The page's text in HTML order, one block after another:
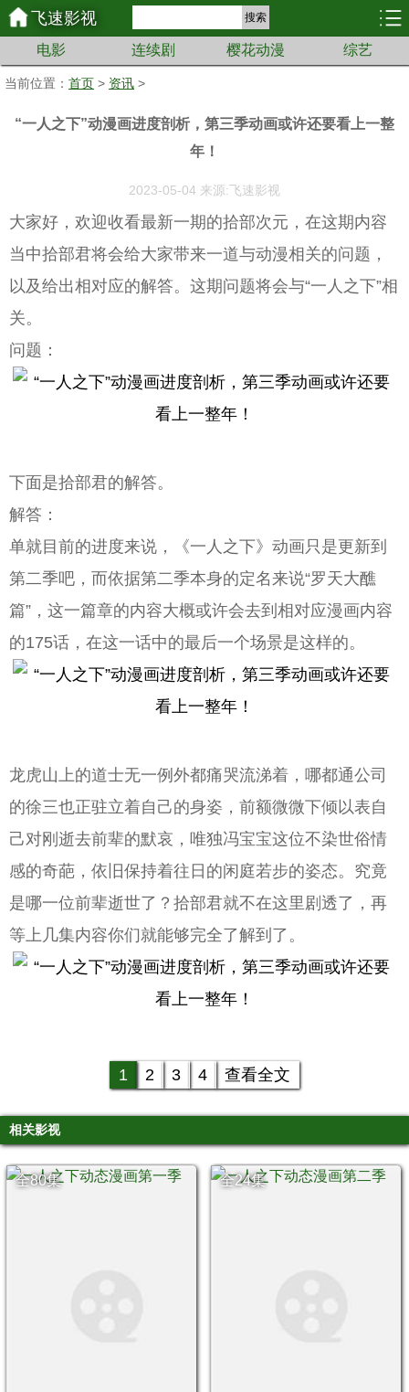
飞速影视 搜索
电影 连续剧 樱花动漫 综艺
当前位置： 首页 > 资讯 >
“一人之下”动漫画进度剖析，第三季动画或许还要看上一整
年！
2023-05-04 来源:飞速影视
大家好，欢迎收看最新一期的拾部次元，在这期内容
当中拾部君将会给大家带来一道与动漫相关的问题，
以及给出相对应的解答。这期问题将会与“一人之下”相
关。
问题：
下面是拾部君的解答。
解答：
单就目前的进度来说，《一人之下》动画只是更新到
第二季吧，而依据第二季本身的定名来说“罗天大醮
篇”，这一篇章的内容大概或许会去到相对应漫画内容
的175话，在这一话中的最后一个场景是这样的。
龙虎山上的道士无一例外都痛哭流涕着，哪都通公司
的徐三也正驻立着自己的身姿，前额微微下倾以表自
己对刚逝去前辈的默哀，唯独冯宝宝这位不染世俗情
感的奇葩，依旧保持着往日的闲庭若步的姿态。究竟
是哪一位前辈逝世了？拾部君就不在这里剧透了，再
等上几集内容你们就能够完全了解到了。
1 2 3 4 查看全文
相关影视
全80集 全24集